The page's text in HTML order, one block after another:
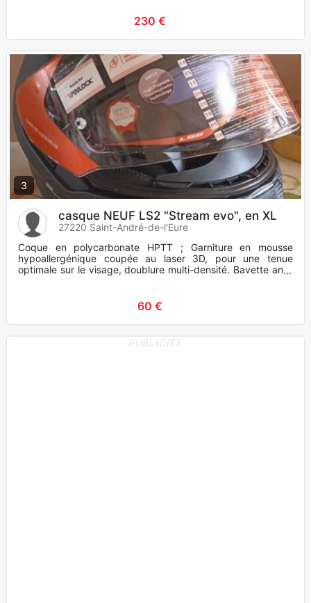
230 €
3
casque NEUF LS2 "Stream evo", en XL
27220 Saint-André-de-l'Eure
Coque en polycarbonate HPTT ; Garniture en mousse
hypoallergénique coupée au laser 3D, pour une tenue
optimale sur le visage, doublure multi-densité. Bavette anti-
remous contribuan
60 €
PUBLICITE